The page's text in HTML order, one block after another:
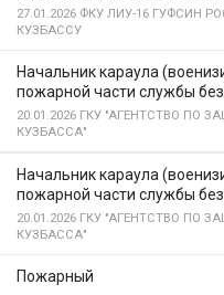
27.01.2026 ФКУ ЛИУ-16 ГУФСИН
КУЗБАССУ
Начальник караула
пожарной части службы
20.01.2026 ГКУ "АГЕНТСТВО ПО
КУЗБАССА"
Начальник караула
пожарной части службы
20.01.2026 ГКУ "АГЕНТСТВО ПО
КУЗБАССА"
Пожарный